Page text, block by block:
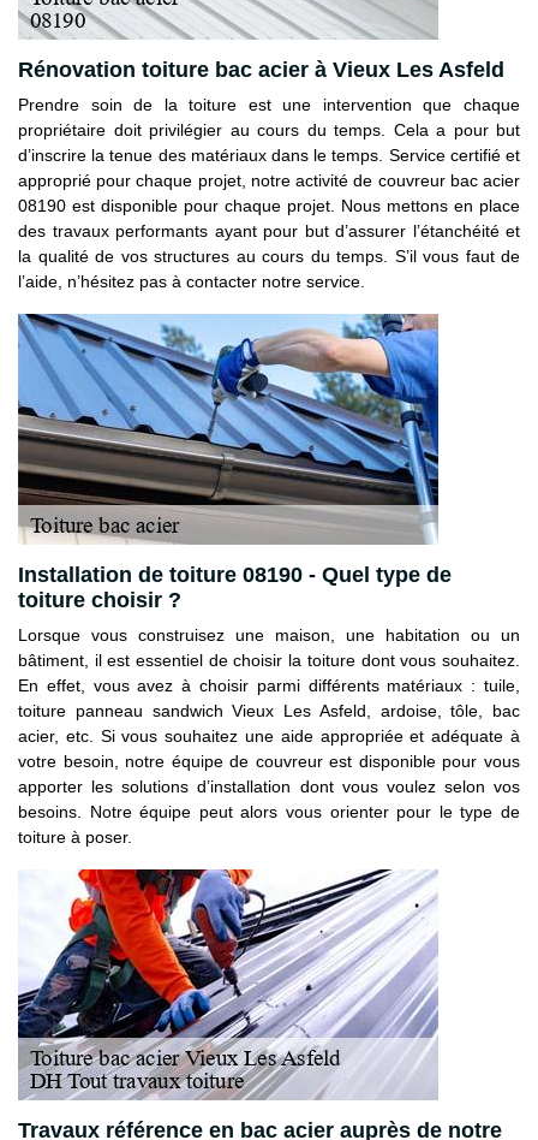
Rénovation toiture bac acier à Vieux Les Asfeld
Prendre soin de la toiture est une intervention que chaque
propriétaire doit privilégier au cours du temps. Cela a pour but
d’inscrire la tenue des matériaux dans le temps. Service certifié et
approprié pour chaque projet, notre activité de couvreur bac acier
08190 est disponible pour chaque projet. Nous mettons en place
des travaux performants ayant pour but d’assurer l’étanchéité et
la qualité de vos structures au cours du temps. S’il vous faut de
l’aide, n’hésitez pas à contacter notre service.
Installation de toiture 08190 - Quel type de
toiture choisir ?
Lorsque vous construisez une maison, une habitation ou un
bâtiment, il est essentiel de choisir la toiture dont vous souhaitez.
En effet, vous avez à choisir parmi différents matériaux : tuile,
toiture panneau sandwich Vieux Les Asfeld, ardoise, tôle, bac
acier, etc. Si vous souhaitez une aide appropriée et adéquate à
votre besoin, notre équipe de couvreur est disponible pour vous
apporter les solutions d’installation dont vous voulez selon vos
besoins. Notre équipe peut alors vous orienter pour le type de
toiture à poser.
Travaux référence en bac acier auprès de notre